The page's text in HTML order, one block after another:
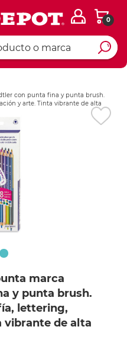
0
con punta fina y punta brush.
y arte. Tinta vibrante de alta
marca
y punta brush.
lettering,
vibrante de alta
Ingresar Codigo